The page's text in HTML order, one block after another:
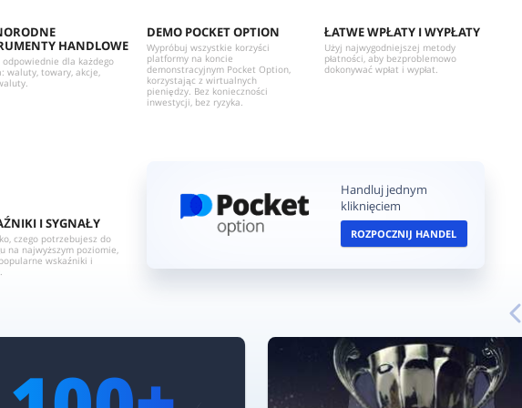
HANDLOWE
odpowiednie dla każdego
waluty, towary, akcje,
DEMO POCKET OPTION
Wypróbuj wszystkie korzyści
platformy na koncie
demonstracyjnym Pocket Option,
korzystając z wirtualnych
pieniędzy. Bez konieczności
inwestycji, bez ryzyka.
ŁATWE WPŁATY I WYPŁATY
Użyj najwygodniejszej metody
płatności, aby bezproblemowo
dokonywać wpłat i wypłat.
I SYGNAŁY
czego potrzebujesz do
na najwyższym poziomie,
wskaźniki i
Handluj jednym
kliknięciem
ROZPOCZNIJ HANDEL